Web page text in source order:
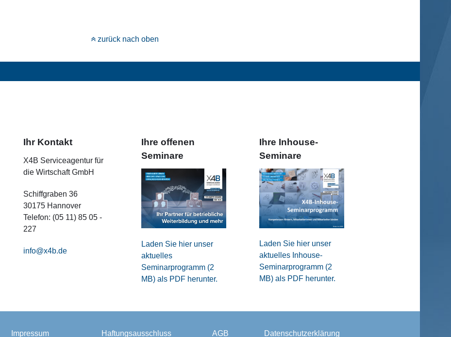
zurück nach oben
Ihr Kontakt
X4B Serviceagentur für
die Wirtschaft GmbH
Schiffgraben 36
30175 Hannover
Telefon: (05 11) 85 05 -
227
info@x4b.de
Ihre offenen
Seminare
Laden Sie hier unser
aktuelles
Seminarprogramm (2
MB) als PDF herunter.
Ihre Inhouse-
Seminare
Laden Sie hier unser
aktuelles Inhouse-
Seminarprogramm (2
MB) als PDF herunter.
Impressum Haftungsausschluss AGB Datenschutzerklärung